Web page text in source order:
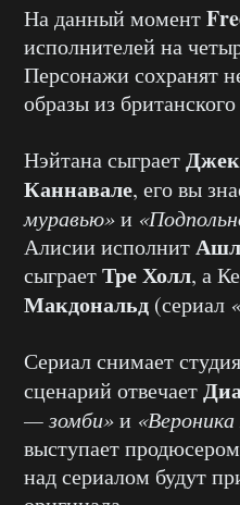
На данный момент
исполнителей на
Персонажи сохранят
образы из
Нэйтана сыграет
Каннавале, его вы
муравью»и
Алисии исполнит
сыграетТре Холл, а
Макдональд (сериал
Сериал снимает студия
сценарий отвечает
— зомби»и
выступает
над сериалом будут